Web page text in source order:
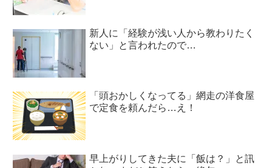
新人に「経験が浅い人から教わりたく
ない」と言われたので…
「頭おかしくなってる」網走の洋食屋
で定食を頼んだら…え！
早上がりしてきた夫に「飯は？」と訊